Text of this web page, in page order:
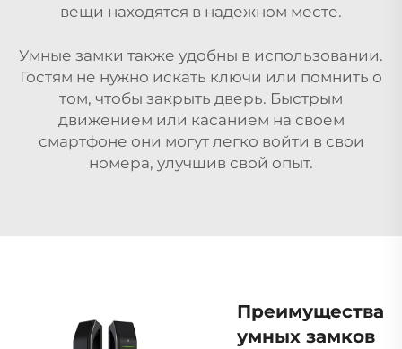
вещи находятся в надежном месте.
Умные замки также удобны в использовании.
Гостям не нужно искать ключи или помнить о
том, чтобы закрыть дверь. Быстрым
движением или касанием на своем
смартфоне они могут легко войти в свои
номера, улучшив свой опыт.
Преимущества
умных замков